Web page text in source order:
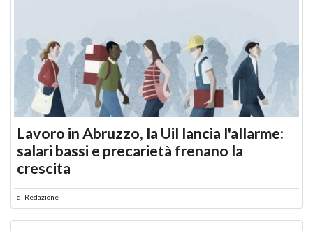
Lavoro in Abruzzo, la Uil lancia l'allarme:
salari bassi e precarietà frenano la
crescita
di Redazione